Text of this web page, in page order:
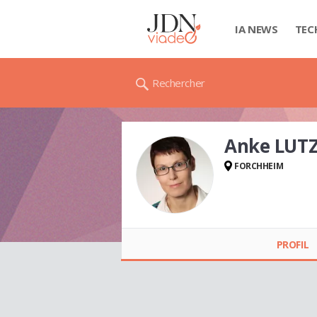
IA NEWS
Rechercher
Anke
FORCHHEIM
PROFIL